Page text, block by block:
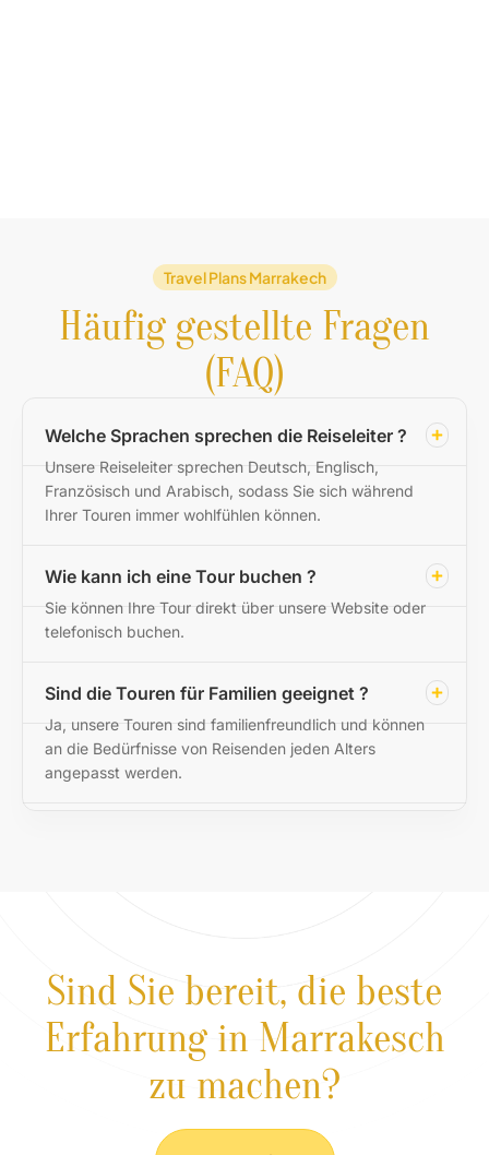
Travel Plans Marrakech
Häufig gestellte Fragen
(FAQ)
Welche Sprachen sprechen die Reiseleiter ?
Unsere Reiseleiter sprechen Deutsch, Englisch,
Französisch und Arabisch, sodass Sie sich während
Ihrer Touren immer wohlfühlen können.
Wie kann ich eine Tour buchen ?
Sie können Ihre Tour direkt über unsere Website oder
telefonisch buchen.
Sind die Touren für Familien geeignet ?
Ja, unsere Touren sind familienfreundlich und können
an die Bedürfnisse von Reisenden jeden Alters
angepasst werden.
Sind Sie bereit, die beste
Erfahrung in Marrakesch
zu machen?